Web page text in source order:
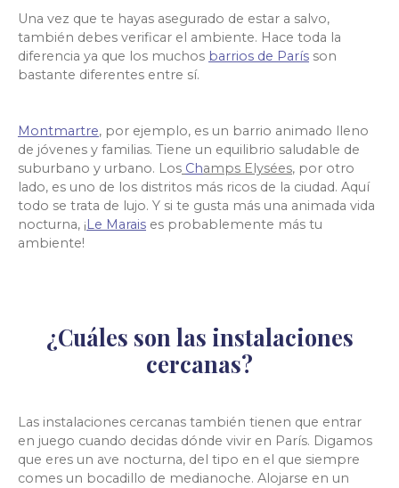
Una vez que te hayas asegurado de estar a salvo,
también debes verificar el ambiente. Hace toda la
diferencia ya que los muchos barrios de París son
bastante diferentes entre sí.
Montmartre, por ejemplo, es un barrio animado lleno
de jóvenes y familias. Tiene un equilibrio saludable de
suburbano y urbano. Los Champs Elysées, por otro
lado, es uno de los distritos más ricos de la ciudad. Aquí
todo se trata de lujo. Y si te gusta más una animada vida
nocturna, ¡Le Marais es probablemente más tu
ambiente!
¿Cuáles son las instalaciones
cercanas?
Las instalaciones cercanas también tienen que entrar
en juego cuando decidas dónde vivir en París. Digamos
que eres un ave nocturna, del tipo en el que siempre
comes un bocadillo de medianoche. Alojarse en un